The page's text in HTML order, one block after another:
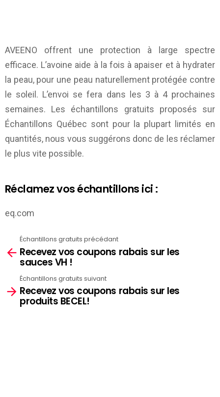
AVEENO offrent une protection à large spectre
efficace. L’avoine aide à la fois à apaiser et à hydrater
la peau, pour une peau naturellement protégée contre
le soleil. L’envoi se fera dans les 3 à 4 prochaines
semaines. Les échantillons gratuits proposés sur
Échantillons Québec sont pour la plupart limités en
quantités, nous vous suggérons donc de les réclamer
le plus vite possible.
Réclamez vos échantillons ici :
eq.com
more
Échantillons gratuits précédant
Recevez vos coupons rabais sur les
sauces VH !
Échantillons gratuits suivant
Recevez vos coupons rabais sur les
produits BECEL!